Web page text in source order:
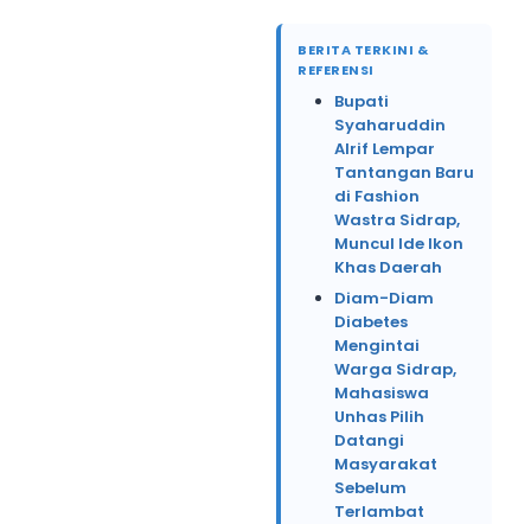
BERITA TERKINI &
REFERENSI
Bupati
Syaharuddin
Alrif Lempar
Tantangan Baru
di Fashion
Wastra Sidrap,
Muncul Ide Ikon
Khas Daerah
Diam-Diam
Diabetes
Mengintai
Warga Sidrap,
Mahasiswa
Unhas Pilih
Datangi
Masyarakat
Sebelum
Terlambat